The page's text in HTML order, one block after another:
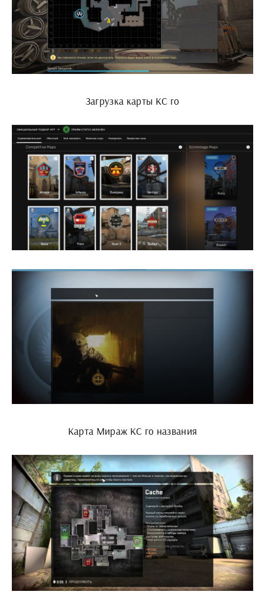
Загрузка карты КС го
Карта Мираж КС го названия